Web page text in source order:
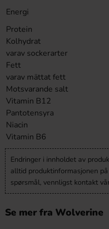
Energi
Protein
Kolhydrat
varav sockerarter
Fett
varav mättat fett
Motsvarande salt
Vitamin B12
Pantotensyra
Niacin
Vitamin B6
Endringer i innholdet av
alltid produktinformasjonen
spørsmål, vennligst kontakt
Se mer fra Wolverine